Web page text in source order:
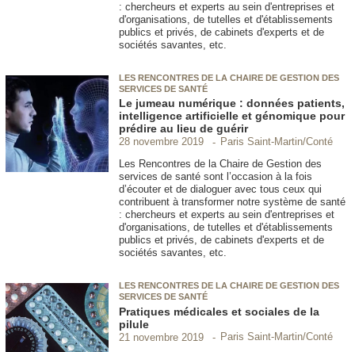
: chercheurs et experts au sein d'entreprises et
d'organisations, de tutelles et d'établissements
publics et privés, de cabinets d'experts et de
sociétés savantes, etc.
LES RENCONTRES DE LA CHAIRE DE GESTION DES
SERVICES DE SANTÉ
Le jumeau numérique : données patients,
intelligence artificielle et génomique pour
prédire au lieu de guérir
28 novembre 2019
Paris Saint-Martin/Conté
Les Rencontres de la Chaire de Gestion des
services de santé sont l’occasion à la fois
d’écouter et de dialoguer avec tous ceux qui
contribuent à transformer notre système de santé
: chercheurs et experts au sein d'entreprises et
d'organisations, de tutelles et d'établissements
publics et privés, de cabinets d'experts et de
sociétés savantes, etc.
LES RENCONTRES DE LA CHAIRE DE GESTION DES
SERVICES DE SANTÉ
Pratiques médicales et sociales de la
pilule
21 novembre 2019
Paris Saint-Martin/Conté